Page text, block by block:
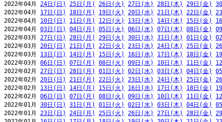
2022年04月 24日(日) 25日(月) 26日(火) 27日(水) 28日(木) 29日(金)
2022年04月 17日(日) 18日(月) 19日(火) 20日(水) 21日(木) 22日(金)
2022年04月 10日(日) 11日(月) 12日(火) 13日(水) 14日(木) 15日(金)
2022年04月 03日(日) 04日(月) 05日(火) 06日(水) 07日(木) 08日(金)
2022年03月 27日(日) 28日(月) 29日(火) 30日(水) 31日(木) 01日(金)
2022年03月 20日(日) 21日(月) 22日(火) 23日(水) 24日(木) 25日(金)
2022年03月 13日(日) 14日(月) 15日(火) 16日(水) 17日(木) 18日(金)
2022年03月 06日(日) 07日(月) 08日(火) 09日(水) 10日(木) 11日(金)
2022年02月 27日(日) 28日(月) 01日(火) 02日(水) 03日(木) 04日(金)
2022年02月 20日(日) 21日(月) 22日(火) 23日(水) 24日(木) 25日(金)
2022年02月 13日(日) 14日(月) 15日(火) 16日(水) 17日(木) 18日(金)
2022年02月 06日(日) 07日(月) 08日(火) 09日(水) 10日(木) 11日(金)
2022年01月 30日(日) 31日(月) 01日(火) 02日(水) 03日(木) 04日(金)
2022年01月 23日(日) 24日(月) 25日(火) 26日(水) 27日(木) 28日(金)